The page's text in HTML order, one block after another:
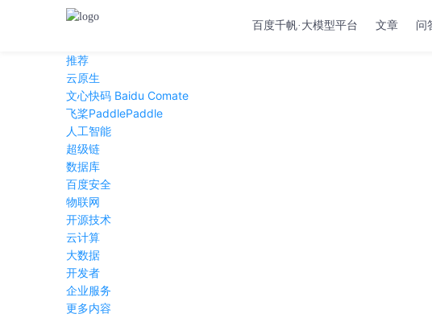
百度千帆·大模型平台 文章 问
推荐
云原生
文心快码 Baidu Comate
飞桨PaddlePaddle
人工智能
超级链
数据库
百度安全
物联网
开源技术
云计算
大数据
开发者
企业服务
更多内容